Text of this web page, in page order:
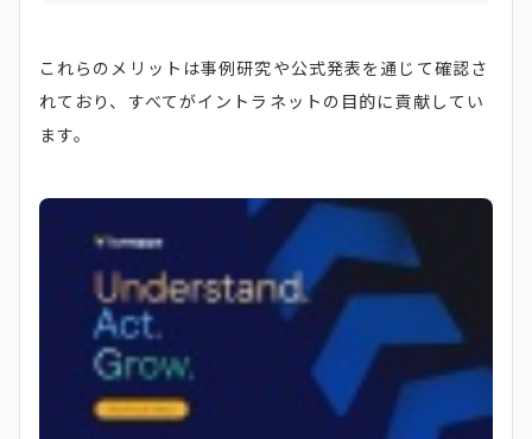
これらのメリットは事例研究や公式発表を通じて確認さ
れており、すべてがイントラネットの目的に貢献してい
ます。